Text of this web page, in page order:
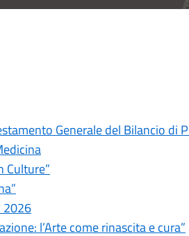
Generale del Bilancio di
Culture”
2026
l’Arte come rinascita e cura”